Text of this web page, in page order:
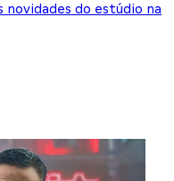
novidades do estúdio na